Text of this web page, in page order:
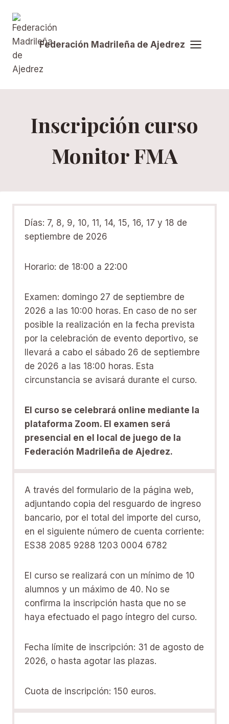
contenido
Federación Madrileña de Ajedrez
Inscripción curso
Monitor FMA
Días: 7, 8, 9, 10, 11, 14, 15, 16, 17 y 18 de
septiembre de 2026
Horario: de 18:00 a 22:00
Examen: domingo 27 de septiembre de
2026 a las 10:00 horas. En caso de no ser
posible la realización en la fecha prevista
por la celebración de evento deportivo, se
llevará a cabo el sábado 26 de septiembre
de 2026 a las 18:00 horas. Esta
circunstancia se avisará durante el curso.
El curso se celebrará online mediante la
plataforma Zoom. El examen será
presencial en el local de juego de la
Federación Madrileña de Ajedrez.
A través del formulario de la página web,
adjuntando copia del resguardo de ingreso
bancario, por el total del importe del curso,
en el siguiente número de cuenta corriente:
ES38 2085 9288 1203 0004 6782
El curso se realizará con un mínimo de 10
alumnos y un máximo de 40. No se
confirma la inscripción hasta que no se
haya efectuado el pago íntegro del curso.
Fecha límite de inscripción: 31 de agosto de
2026, o hasta agotar las plazas.
Cuota de inscripción: 150 euros.